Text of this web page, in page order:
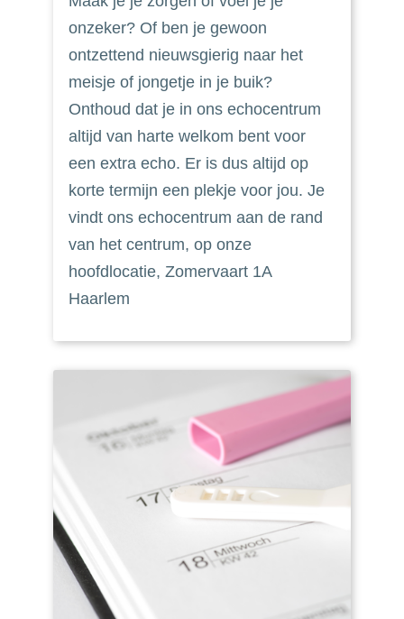
onzeker? Of ben je gewoon
ontzettend nieuwsgierig naar het
meisje of jongetje in je buik?
Onthoud dat je in ons echocentrum
altijd van harte welkom bent voor
een extra echo. Er is dus altijd op
korte termijn een plekje voor jou. Je
vindt ons echocentrum aan de rand
van het centrum, op onze
hoofdlocatie, Zomervaart 1A
Haarlem